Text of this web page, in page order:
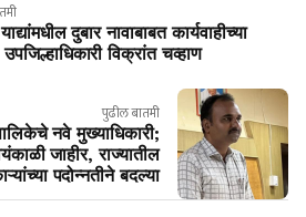
दुबार नावाबाबत कार्यवाहीच्या
विक्रांत चव्हाण
पुढील बातमी
नवे मुख्याधिकारी;
जाहीर, राज्यातील
पदोन्नतीने बदल्या